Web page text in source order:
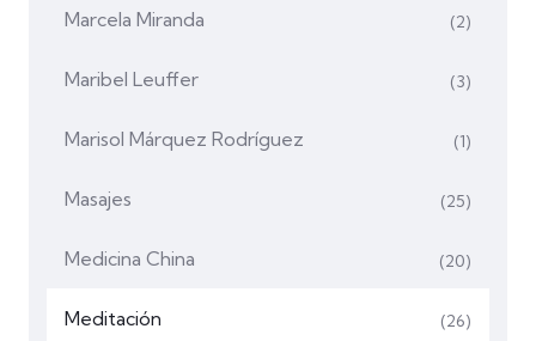
Marcela Miranda (2)
Maribel Leuffer (3)
Marisol Márquez Rodríguez (1)
Masajes (25)
Medicina China (20)
Meditación (26)